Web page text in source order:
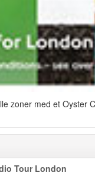
zoner med et Oyster
Tour London